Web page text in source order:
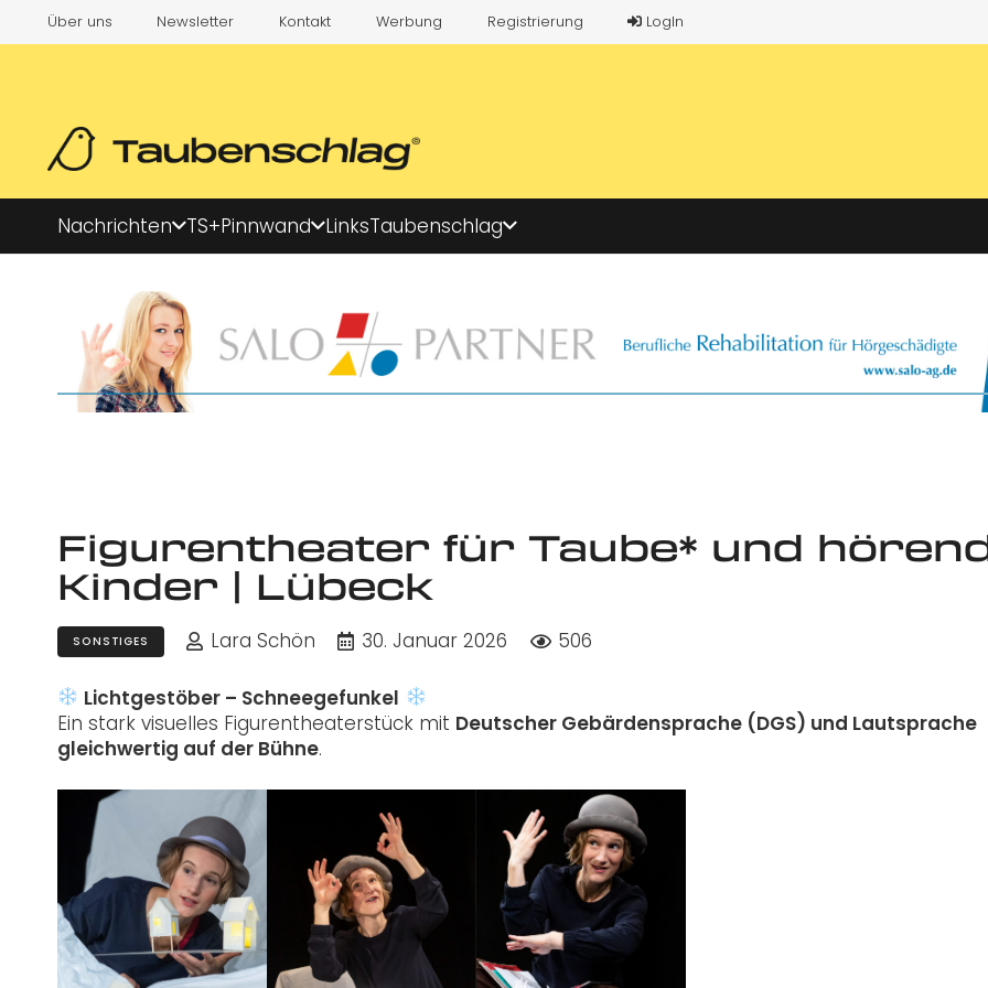
Über uns Newsletter Kontakt Werbung Registrierung LogIn
Nachrichten TS+Pinnwand LinksTaubenschlag
Figurentheater für Taube* und
Kinder | Lübeck
SONSTIGES Lara Schön 30. Januar 2026 506
Lichtgestöber – Schneegefunkel
Ein stark visuelles Figurentheaterstück mit Deutscher Gebärdensprache (DGS) und Lautsprache
gleichwertig auf der Bühne.